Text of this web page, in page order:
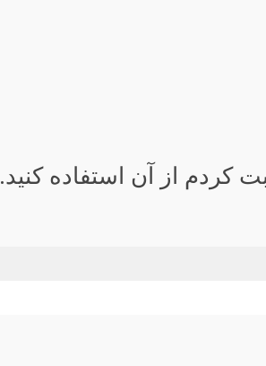
کردم از آن استفاده کنید.